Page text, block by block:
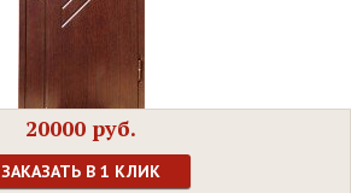
20000 руб.
ЗАКАЗАТЬ В 1 КЛИК